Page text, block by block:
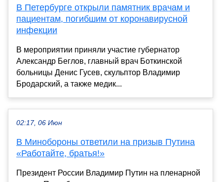
В Петербурге открыли памятник врачам и
пациентам, погибшим от коронавирусной
инфекции
В мероприятии приняли участие губернатор
Александр Беглов, главный врач Боткинской
больницы Денис Гусев, скульптор Владимир
Бродарский, а также медик...
02:17, 06 Июн
В Минобороны ответили на призыв Путина
«Работайте, братья!»
Президент России Владимир Путин на пленарной